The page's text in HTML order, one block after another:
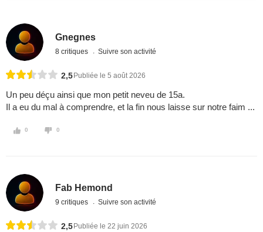
Gnegnes
8 critiques Suivre son activité
2,5 Publiée le 5 août 2026
Un peu déçu ainsi que mon petit neveu de 15a.
Il a eu du mal à comprendre, et la fin nous laisse sur notre faim ...
0 0
Fab Hemond
9 critiques Suivre son activité
2,5 Publiée le 22 juin 2026